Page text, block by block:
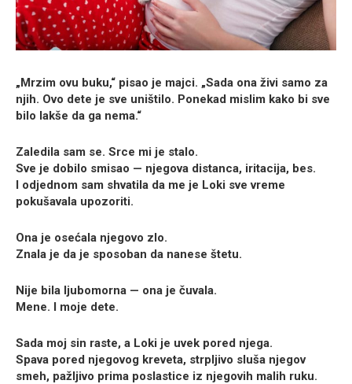
„Mrzim ovu buku,“ pisao je majci. „Sada ona živi samo za
njih. Ovo dete je sve uništilo. Ponekad mislim kako bi sve
bilo lakše da ga nema.“
Zaledila sam se. Srce mi je stalo.
Sve je dobilo smisao — njegova distanca, iritacija, bes.
I odjednom sam shvatila da me je Loki sve vreme
pokušavala upozoriti.
Ona je osećala njegovo zlo.
Znala je da je sposoban da nanese štetu.
Nije bila ljubomorna — ona je čuvala.
Mene. I moje dete.
Sada moj sin raste, a Loki je uvek pored njega.
Spava pored njegovog kreveta, strpljivo sluša njegov
smeh, pažljivo prima poslastice iz njegovih malih ruku.